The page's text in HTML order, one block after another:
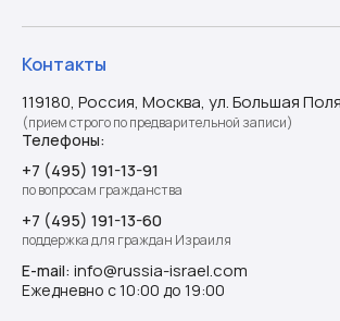
Контакты
119180, Россия, Москва, ул. Большая
(прием строго по предварительной записи)
Телефоны:
+7 (495) 191-13-91
по вопросам гражданства
+7 (495) 191-13-60
поддержка для граждан Израиля
E-mail: info@russia-israel.com
Ежедневно с 10:00 до 19:00